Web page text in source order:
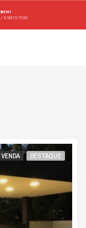
9.9813-7035
VENDA DESTAQUE